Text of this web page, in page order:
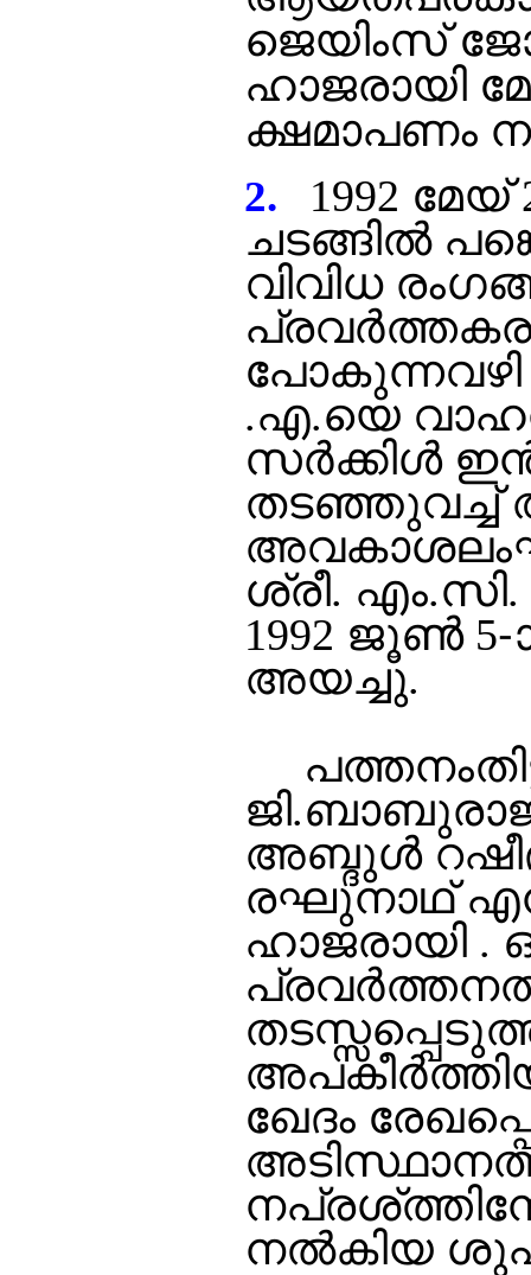
ജെയിംസ്
ഹാജരായി
ക്ഷമാപണം
2.
1992
ചടങ്ങില്‍
വിവിധ
പോകുന്നവഴി
.എ.യെ
സര്‍ക്കിള്‍
തടഞ്ഞുവച്ച്
ശ്രീ.
1992 ജൂണ്‍ 5-
അയച്ചു.
അബ്ദുള്‍
രഘുനാഥ്
ഹാജരായി .
ഖേദം
നല്‍കിയ